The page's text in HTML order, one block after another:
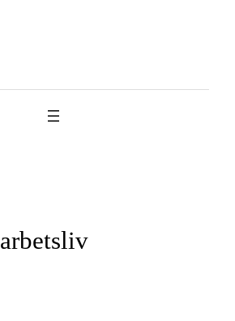
arbetsliv